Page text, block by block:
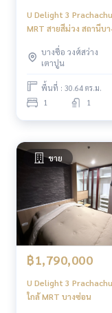
U Delight 3
MRT สายสีม่วง สถานีบ
บางซื่อ วงศ์สว่าง
เตาปูน
พื้นที่ : 30.64 ตร.ม.
1 1
ขาย
฿1,790,000
U Delight 3
ใกล้ MRT บางซ่อน